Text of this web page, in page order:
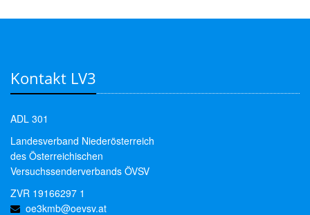
Kontakt LV3
ADL 301
Landesverband Niederösterreich
des Österreichischen
Versuchssenderverbands ÖVSV
ZVR 19166297 1
oe3kmb@oevsv.at